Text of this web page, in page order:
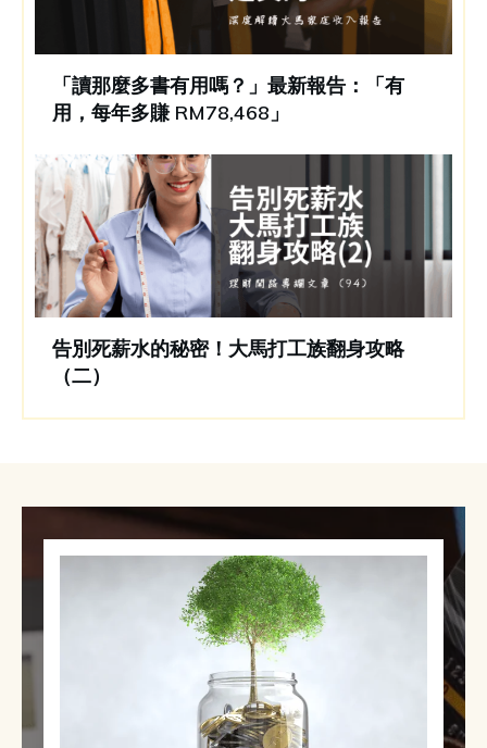
「讀那麼多書有用嗎？」最新報告：「有
用，每年多賺 RM78,468」
告別死薪水的秘密！大馬打工族翻身攻略
（二）